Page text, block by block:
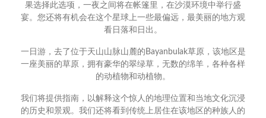
果选择此选项，一夜之间将在帐篷里，在沙漠环境中举行盛
宴。您还将有机会在这个星球上一些最偏远，最美丽的地方观
看日落和日出。
一日游，去了位于天山山脉山麓的Bayanbulak草原，该地区是
一座美丽的草原，拥有豪华的翠绿草，无数的绵羊，各种各样
的动植物和动植物。
我们将提供指南，以解释这个惊人的地理位置和当地文化沉浸
的历史和景观。我们还将看到传统上居住在该地区的种族人的